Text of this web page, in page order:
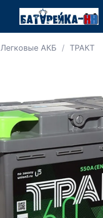
Легковые АКБ ТРАКТ